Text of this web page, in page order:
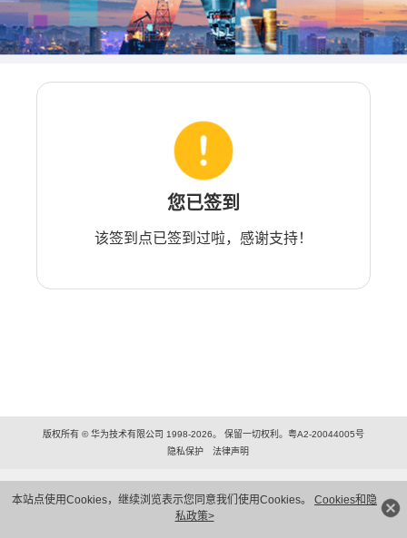
本站点使用Cookies，继续浏览表示您同意我们使用Cookies。 Cookies和隐
私政策>
您已签到
该签到点已签到过啦，感谢支持！
版权所有 © 华为技术有限公司 1998-2026。 保留一切权利。粤A2-20044005号
隐私保护
法律声明